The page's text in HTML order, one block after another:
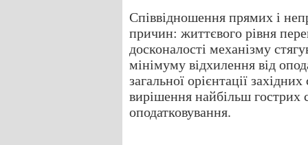
Співвідношення прямих і
причин: життєвого рівня
досконалості механізму
мінімуму відхилення від
загальної орієнтації
вирішення найбільш гострих
оподатковування.